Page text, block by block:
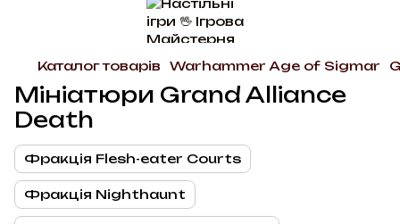
Каталог товарів Warhammer Age of Sigmar
Мініатюри Grand Alliance
Death
Фракція Flesh-eater Courts
Фракція Nighthaunt